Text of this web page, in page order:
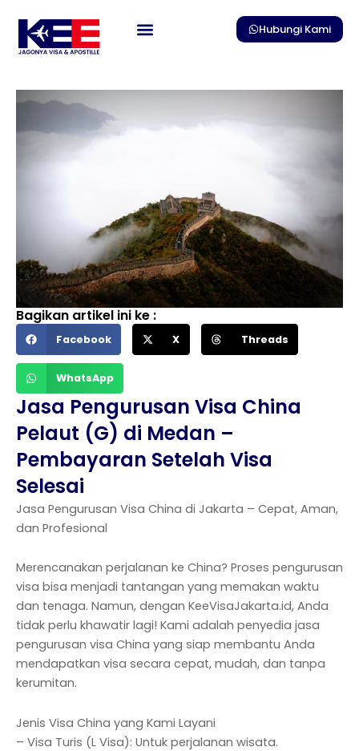
content
Hubungi Kami
Bagikan artikel ini ke :
Facebook X Threads
WhatsApp
Jasa Pengurusan Visa China
Pelaut (G) di Medan –
Pembayaran Setelah Visa
Selesai
Jasa Pengurusan Visa China di Jakarta – Cepat, Aman,
dan Profesional
Merencanakan perjalanan ke China? Proses pengurusan
visa bisa menjadi tantangan yang memakan waktu
dan tenaga. Namun, dengan KeeVisaJakarta.id, Anda
tidak perlu khawatir lagi! Kami adalah penyedia jasa
pengurusan visa China yang siap membantu Anda
mendapatkan visa secara cepat, mudah, dan tanpa
kerumitan.
Jenis Visa China yang Kami Layani
– Visa Turis (L Visa): Untuk perjalanan wisata.